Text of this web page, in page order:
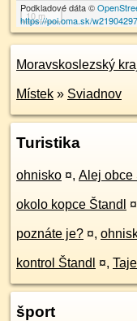
10 m
Podkladové dáta ©
https://poi.oma.sk/
Moravskoslezský
Místek » Sviadnov
Turistika
ohnisko ¤, Alej obce
okolo kopce Štandl ¤
poznáte je? ¤,
kontrol Štandl ¤,
šport